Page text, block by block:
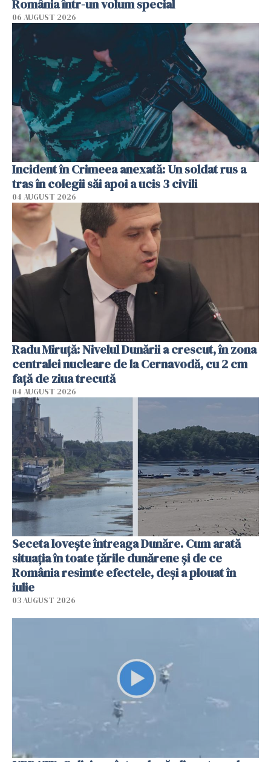
România într-un volum special
06 AUGUST 2026
Incident în Crimeea anexată: Un soldat rus a
tras în colegii săi apoi a ucis 3 civili
04 AUGUST 2026
Radu Miruţă: Nivelul Dunării a crescut, în zona
centralei nucleare de la Cernavodă, cu 2 cm
faţă de ziua trecută
04 AUGUST 2026
Seceta lovește întreaga Dunăre. Cum arată
situația în toate țările dunărene și de ce
România resimte efectele, deși a plouat în
iulie
03 AUGUST 2026